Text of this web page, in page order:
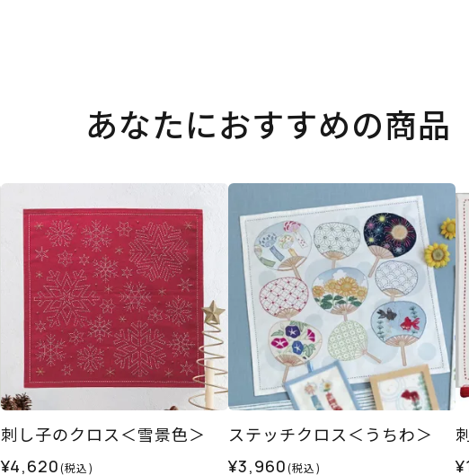
あなたにおすすめの商品
刺し子のクロス＜雪景色＞
¥4,620(税込)
ステッチクロス＜うちわ＞
¥3,960(税込)